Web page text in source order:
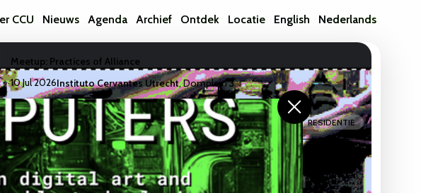
CCU Nieuws Agenda Archief Ontdek Locatie English Nederlands
Meetup: Practices of Alliance
10 Jul 2026Instituto Cervantes Utrecht,Domplein 3
MEETUP RESIDENTIE
Lees meer
Workshop: Build a Bird Detector
13 Jun 2026CCU Studio,Vlampijpstraat 84
en
https://www.utrecht.nl/bestuur-en-organisatie/subsidiehulp/kunst-en-cultuur/
https://kfhein.nl/ https://cultuurfonds.nl/
en
https://www.hofvancartesius.nl/https://www.nwo.nl/en